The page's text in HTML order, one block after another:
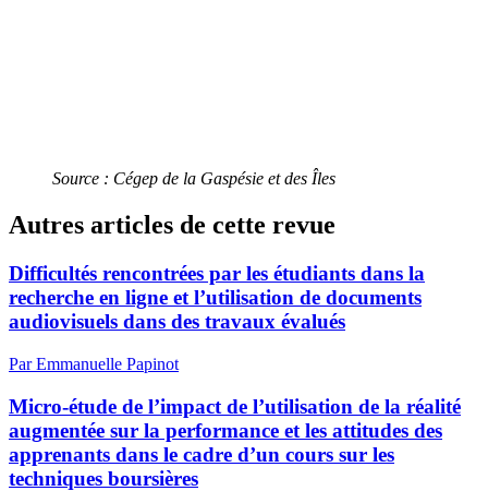
Source : Cégep de la Gaspésie et des Îles
Autres articles de cette revue
Difficultés rencontrées par les étudiants dans la
recherche en ligne et l’utilisation de documents
audiovisuels dans des travaux évalués
Par Emmanuelle Papinot
Micro-étude de l’impact de l’utilisation de la réalité
augmentée sur la performance et les attitudes des
apprenants dans le cadre d’un cours sur les
techniques boursières